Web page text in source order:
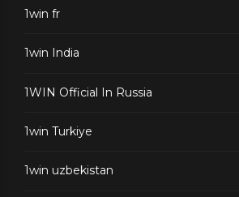
1win fr
1win India
1WIN Official In Russia
1win Turkiye
1win uzbekistan